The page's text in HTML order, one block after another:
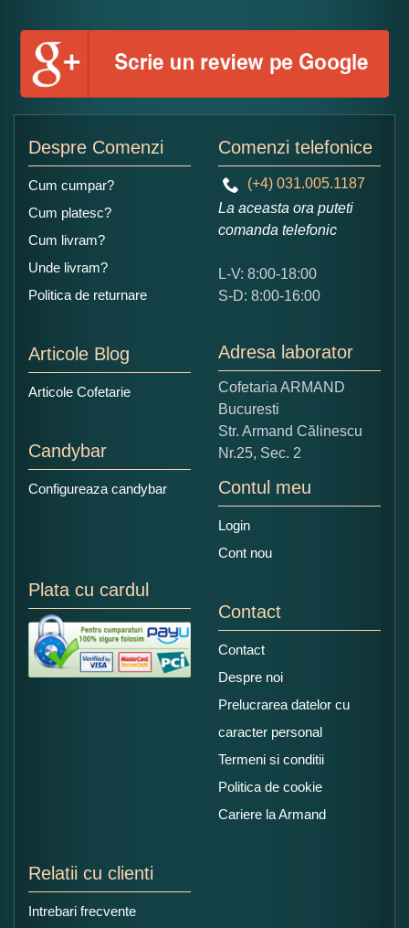
Numele dumneavoastra:
Ce nota acordati acestui produs?
5
Copiati alaturi numarul din imagine:
Despre Comenzi
Cum cumpar?
Cum platesc?
Cum livram?
Unde livram?
Politica de returnare
Articole Blog
Articole Cofetarie
Candybar
Configureaza candybar
Comenzi telefonice
(+4) 031.005.1187
La aceasta ora puteti
comanda telefonic
L-V: 8:00-18:00
S-D: 8:00-16:00
Adresa laborator
Cofetaria ARMAND
Bucuresti
Str. Armand Călinescu
Nr.25, Sec. 2
Contul meu
Login
Cont nou
Plata cu cardul
Contact
Contact
Despre noi
Prelucrarea datelor cu
caracter personal
Termeni si conditii
Politica de cookie
Cariere la Armand
Relatii cu clienti
Intrebari frecvente